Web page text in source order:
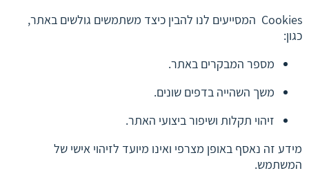
Cookies המסייעים לנו להבין כיצד משתמשים גולשים באתר,
כגון:
מספר המבקרים באתר.
משך השהייה בדפים שונים.
זיהוי תקלות ושיפור ביצועי האתר.
מידע זה נאסף באופן מצרפי ואינו מיועד לזיהוי אישי של
המשתמש.